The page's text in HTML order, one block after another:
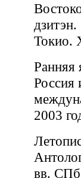
Токио.
Ранняя
Россия
2003
вв. СПб